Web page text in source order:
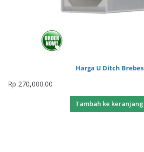
Harga U Ditch Brebes
Rp 270,000.00
Tambah ke keranjang